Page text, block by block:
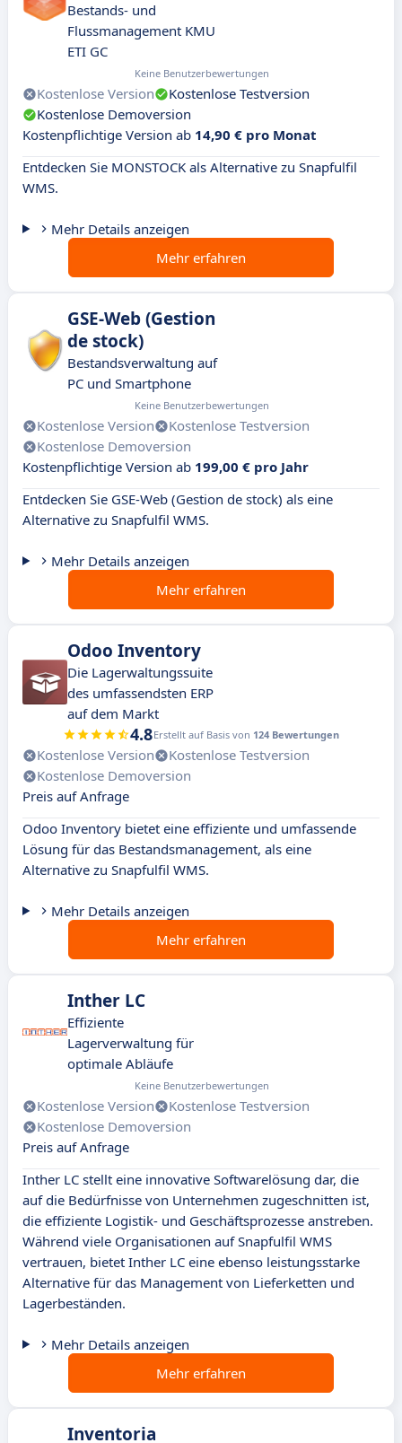
Bestands- und
Flussmanagement KMU
ETI GC
Keine Benutzerbewertungen
Kostenlose Version
Kostenlose Testversion
Kostenlose Demoversion
Kostenpflichtige Version ab 14,90 € pro Monat
Entdecken Sie MONSTOCK als Alternative zu Snapfulfil
WMS.
Mehr Details anzeigen
Mehr erfahren
GSE-Web (Gestion
de stock)
Bestandsverwaltung auf
PC und Smartphone
Keine Benutzerbewertungen
Kostenlose Version
Kostenlose Testversion
Kostenlose Demoversion
Kostenpflichtige Version ab 199,00 € pro Jahr
Entdecken Sie GSE-Web (Gestion de stock) als eine
Alternative zu Snapfulfil WMS.
Mehr Details anzeigen
Mehr erfahren
Odoo Inventory
Die Lagerwaltungssuite
des umfassendsten ERP
auf dem Markt
4.8Erstellt auf Basis von 124 Bewertungen
Kostenlose Version
Kostenlose Testversion
Kostenlose Demoversion
Preis auf Anfrage
Odoo Inventory bietet eine effiziente und umfassende
Lösung für das Bestandsmanagement, als eine
Alternative zu Snapfulfil WMS.
Mehr Details anzeigen
Mehr erfahren
Inther LC
Effiziente
Lagerverwaltung für
optimale Abläufe
Keine Benutzerbewertungen
Kostenlose Version
Kostenlose Testversion
Kostenlose Demoversion
Preis auf Anfrage
Inther LC stellt eine innovative Softwarelösung dar, die
auf die Bedürfnisse von Unternehmen zugeschnitten ist,
die effiziente Logistik- und Geschäftsprozesse anstreben.
Während viele Organisationen auf Snapfulfil WMS
vertrauen, bietet Inther LC eine ebenso leistungsstarke
Alternative für das Management von Lieferketten und
Lagerbeständen.
Mehr Details anzeigen
Mehr erfahren
Inventoria